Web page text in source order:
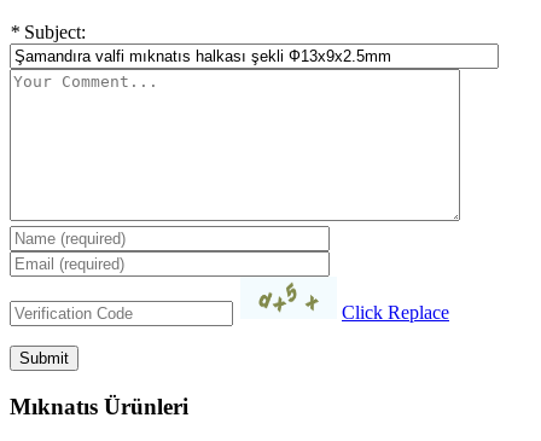
* Subject:
Click Replace
Mıknatıs Ürünleri